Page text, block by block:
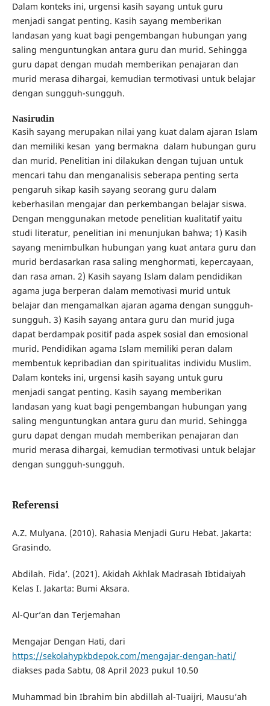
Dalam konteks ini, urgensi kasih sayang untuk guru
menjadi sangat penting. Kasih sayang memberikan
landasan yang kuat bagi pengembangan hubungan yang
saling menguntungkan antara guru dan murid. Sehingga
guru dapat dengan mudah memberikan penajaran dan
murid merasa dihargai, kemudian termotivasi untuk belajar
dengan sungguh-sungguh.
Nasirudin
Kasih sayang merupakan nilai yang kuat dalam ajaran Islam
dan memiliki kesan yang bermakna dalam hubungan guru
dan murid. Penelitian ini dilakukan dengan tujuan untuk
mencari tahu dan menganalisis seberapa penting serta
pengaruh sikap kasih sayang seorang guru dalam
keberhasilan mengajar dan perkembangan belajar siswa.
Dengan menggunakan metode penelitian kualitatif yaitu
studi literatur, penelitian ini menunjukan bahwa; 1) Kasih
sayang menimbulkan hubungan yang kuat antara guru dan
murid berdasarkan rasa saling menghormati, kepercayaan,
dan rasa aman. 2) Kasih sayang Islam dalam pendidikan
agama juga berperan dalam memotivasi murid untuk
belajar dan mengamalkan ajaran agama dengan sungguh-
sungguh. 3) Kasih sayang antara guru dan murid juga
dapat berdampak positif pada aspek sosial dan emosional
murid. Pendidikan agama Islam memiliki peran dalam
membentuk kepribadian dan spiritualitas individu Muslim.
Dalam konteks ini, urgensi kasih sayang untuk guru
menjadi sangat penting. Kasih sayang memberikan
landasan yang kuat bagi pengembangan hubungan yang
saling menguntungkan antara guru dan murid. Sehingga
guru dapat dengan mudah memberikan penajaran dan
murid merasa dihargai, kemudian termotivasi untuk belajar
dengan sungguh-sungguh.
Referensi
A.Z. Mulyana. (2010). Rahasia Menjadi Guru Hebat. Jakarta:
Grasindo.
Abdilah. Fida’. (2021). Akidah Akhlak Madrasah Ibtidaiyah
Kelas I. Jakarta: Bumi Aksara.
Al-Qur’an dan Terjemahan
Mengajar Dengan Hati, dari
https://sekolahypkbdepok.com/mengajar-dengan-hati/
diakses pada Sabtu, 08 April 2023 pukul 10.50
Muhammad bin Ibrahim bin abdillah al-Tuaijri, Mausu’ah